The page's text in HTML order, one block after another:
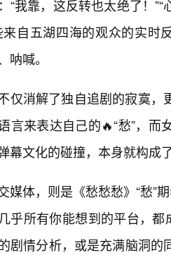
“我靠，这反转也太绝了！
来自五湖四海的观众的实时
呐喊。
仅消解了独自追剧的寂寞
言来表达自己的🔥“愁”，
幕文化的碰撞，本身就构成
媒体，则是《愁愁愁》“愁”
所有你能想到的平台，都
剧情分析，或是充满脑洞